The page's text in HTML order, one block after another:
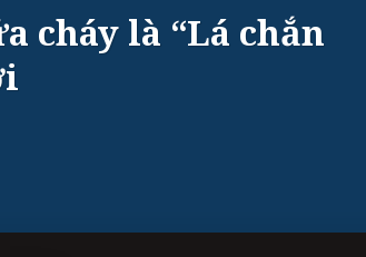
cháy là “Lá chắn